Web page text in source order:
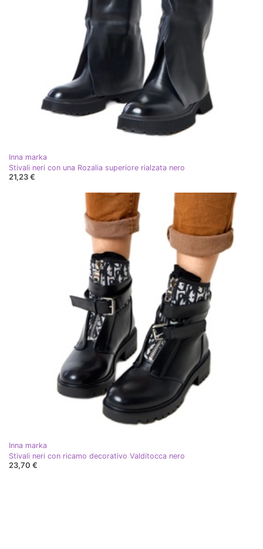
Inna marka
Stivali neri con una Rozalia superiore rialzata nero
21,23 €
Inna marka
Stivali neri con ricamo decorativo Valditocca nero
23,70 €